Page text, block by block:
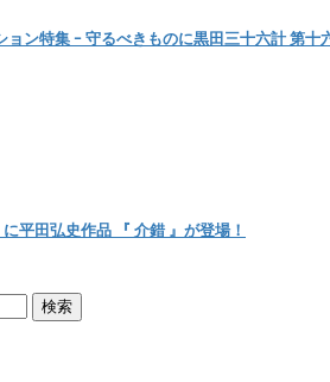
ョン特集 ｰ 守るべきものに黒田三十六計 第十
平田弘史作品 『 介錯 』が登場！